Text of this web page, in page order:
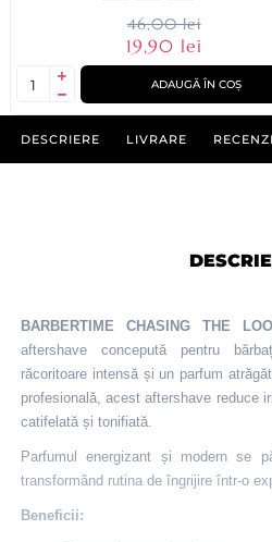
46,00 lei
19,90 lei
ADAUGĂ ÎN COȘ
DESCRIERE LIVRARE
BARBERTIME CHASING THE
aftershave concepută pentru
răcoritoare intensă și un parfum
profesională, acest aftershave reduce
catifelată și tonifiată.
Parfumul energizant și modern se
transformând rutina de îngrijire într-o
Beneficii: